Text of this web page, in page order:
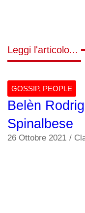
Leggi l'articolo...
GOSSIP, PEOPLE
Belèn
Spinalbese
26 Ottobre 2021 /